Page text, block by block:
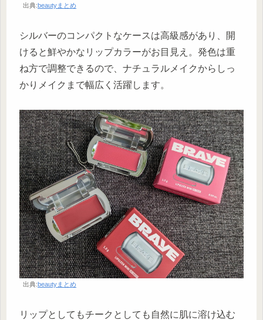
出典:beautyまとめ
シルバーのコンパクトなケースは高級感があり、開
けると鮮やかなリップカラーがお目見え。発色は重
ね方で調整できるので、ナチュラルメイクからしっ
かりメイクまで幅広く活躍します。
出典:beautyまとめ
リップとしてもチークとしても自然に肌に溶け込む